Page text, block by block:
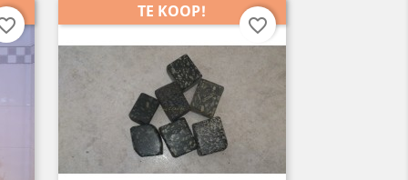
TE KOOP!
favorite_border